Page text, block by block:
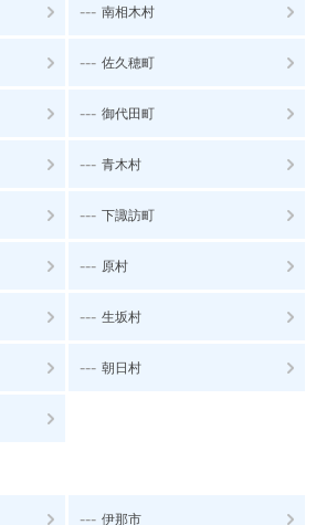
--- 南相木村
--- 佐久穂町
--- 御代田町
--- 青木村
--- 下諏訪町
--- 原村
--- 生坂村
--- 朝日村
--- 伊那市